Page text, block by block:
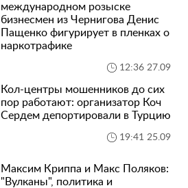
международном розыске
бизнесмен из Чернигова Денис
Пащенко фигурирует в пленках о
наркотрафике
12:36 27.09
Кол-центры мошенников до сих
пор работают: организатор Коч
Сердем депортировали в Турцию
19:41 25.09
Максим Криппа и Макс Поляков:
"Вулканы", политика и